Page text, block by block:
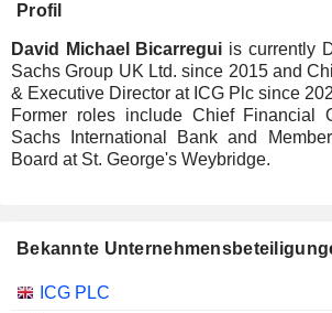
Profil
David Michael Bicarregui is currently
Sachs Group UK Ltd. since 2015 and
& Executive Director at ICG Plc since
Former roles include Chief Financial
Sachs International Bank and
Board at St. George's Weybridge.
Bekannte
ICG PLC